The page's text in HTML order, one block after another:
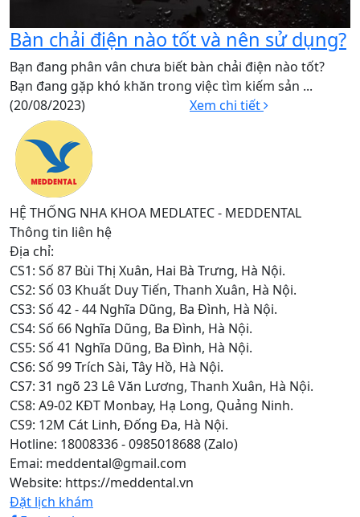
Bàn chải điện nào tốt và nên sử dụng?
Bạn đang phân vân chưa biết bàn chải điện nào tốt?
Bạn đang gặp khó khăn trong việc tìm kiếm sản ...
(20/08/2023)
Xem chi tiết
HỆ THỐNG NHA KHOA MEDLATEC - MEDDENTAL
Thông tin liên hệ
Địa chỉ:
CS1: Số 87 Bùi Thị Xuân, Hai Bà Trưng, Hà Nội.
CS2: Số 03 Khuất Duy Tiến, Thanh Xuân, Hà Nội.
CS3: Số 42 - 44 Nghĩa Dũng, Ba Đình, Hà Nội.
CS4: Số 66 Nghĩa Dũng, Ba Đình, Hà Nội.
CS5: Số 41 Nghĩa Dũng, Ba Đình, Hà Nội.
CS6: Số 99 Trích Sài, Tây Hồ, Hà Nội.
CS7: 31 ngõ 23 Lê Văn Lương, Thanh Xuân, Hà Nội.
CS8: A9-02 KĐT Monbay, Hạ Long, Quảng Ninh.
CS9: 12M Cát Linh, Đống Đa, Hà Nội.
Hotline: 18008336 - 0985018688 (Zalo)
Emai: meddental@gmail.com
Website: https://meddental.vn
Đặt lịch khám